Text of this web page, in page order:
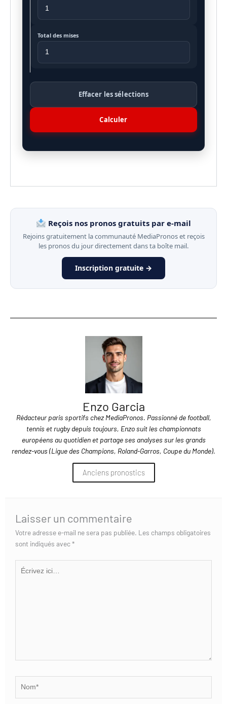
Total des mises
Effacer les sélections
Calculer
Reçois nos pronos gratuits par e-mail
Rejoins gratuitement la communauté MediaPronos et reçois
les pronos du jour directement dans ta boîte mail.
Inscription gratuite →
Enzo Garcia
Rédacteur paris sportifs chez MediaPronos. Passionné de football,
tennis et rugby depuis toujours, Enzo suit les championnats
européens au quotidien et partage ses analyses sur les grands
rendez-vous (Ligue des Champions, Roland-Garros, Coupe du Monde).
Anciens pronostics
Laisser un commentaire
Votre adresse e-mail ne sera pas publiée. Les champs obligatoires
sont indiqués avec*
Écrivez
ici…